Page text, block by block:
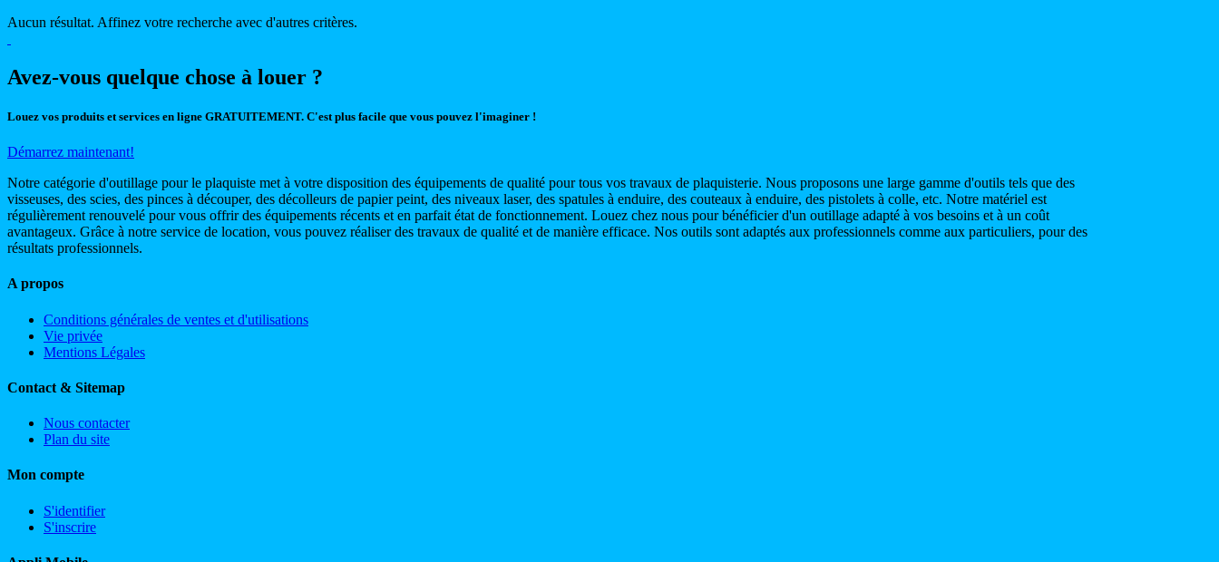
Aucun résultat. Affinez votre recherche avec d'autres critères.
Avez-vous quelque chose à louer ?
Louez vos produits et services en ligne GRATUITEMENT. C'est plus facile que vous pouvez l'imaginer !
Démarrez maintenant!
Notre catégorie d'outillage pour le plaquiste met à votre disposition des équipements de qualité pour tous vos travaux de plaquisterie. Nous proposons une large gamme d'outils tels que des
visseuses, des scies, des pinces à découper, des décolleurs de papier peint, des niveaux laser, des spatules à enduire, des couteaux à enduire, des pistolets à colle, etc. Notre matériel est
régulièrement renouvelé pour vous offrir des équipements récents et en parfait état de fonctionnement. Louez chez nous pour bénéficier d'un outillage adapté à vos besoins et à un coût
avantageux. Grâce à notre service de location, vous pouvez réaliser des travaux de qualité et de manière efficace. Nos outils sont adaptés aux professionnels comme aux particuliers, pour des
résultats professionnels.
A propos
Conditions générales de ventes et d'utilisations
Vie privée
Mentions Légales
Contact & Sitemap
Nous contacter
Plan du site
Mon compte
S'identifier
S'inscrire